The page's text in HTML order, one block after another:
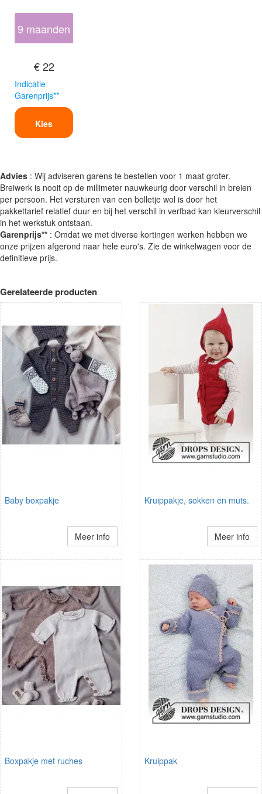
9 maanden
€ 22
Indicatie
Garenprijs**
Kies
Advies : Wij adviseren garens te bestellen voor 1 maat groter.
Breiwerk is nooit op de millimeter nauwkeurig door verschil in breien
per persoon. Het versturen van een bolletje wol is door het
pakkettarief relatief duur en bij het verschil in verfbad kan kleurverschil
in het werkstuk ontstaan.
Garenprijs** : Omdat we met diverse kortingen werken hebben we
onze prijzen afgerond naar hele euro's. Zie de winkelwagen voor de
definitieve prijs.
Gerelateerde producten
Baby boxpakje
Meer info
Kruippakje, sokken en muts.
Meer info
Boxpakje met ruches Kruippak